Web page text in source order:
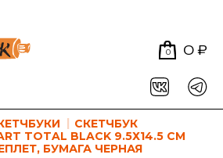
0 0 ₽
СКЕТЧБУК
TOTAL BLACK 9.5Х14.5 СМ
БУМАГА ЧЕРНАЯ